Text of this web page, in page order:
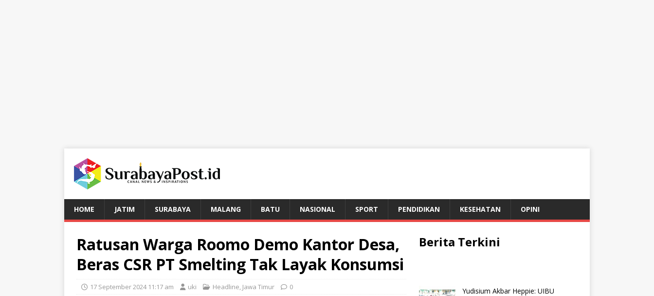
HOME JATIM SURABAYA MALANG BATU NASIONAL SPORT PENDIDIKAN KESEHATAN OPINI
Ratusan Warga Roomo Demo Kantor Desa,
Beras CSR PT Smelting Tak Layak Konsumsi
17 September 2024 11:17 am uki Headline, Jawa Timur 0
Berita Terkini
Yudisium Akbar Heppie: UIBU